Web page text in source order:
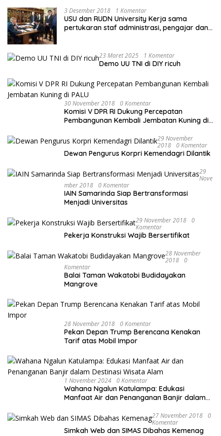
3 Desember 2018 1 Komentar
USU dan RUDN University Kerja sama
pertukaran staf administrasi, pengajar dan
23 Maret 2025 1 Komentar
Demo UU TNI di DIY ricuh
30 November 2018 0 Komentar
Komisi V DPR RI Dukung Percepatan
Pembangunan Kembali Jembatan Kuning di
29 November
2018 0 Komentar
Dewan Pengurus Korpri Kemendagri Dilantik
29
Nove
Mber 2018 0 Komentar
IAIN Samarinda Siap Bertransformasi
Menjadi Universitas
29 November 2018 0
Komentar
Pekerja Konstruksi Wajib Bersertifikat
28 November
2018 0
Komentar
Balai Taman Wakatobi Budidayakan
Mangrove
28 November 2018 0 Komentar
Pekan Depan Trump Berencana Kenakan
Tarif atas Mobil Impor
1 November 2024 0 Komentar
Wahana Ngalun Katulampa: Edukasi
Manfaat Air dan Penanganan Banjir dalam
27 November 2018 0
Komentar
Simkah Web dan SIMAS Dibahas Kemenag